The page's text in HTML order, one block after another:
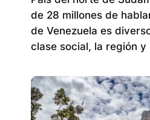
de 28 millones de
de Venezuela es
clase social, la región y